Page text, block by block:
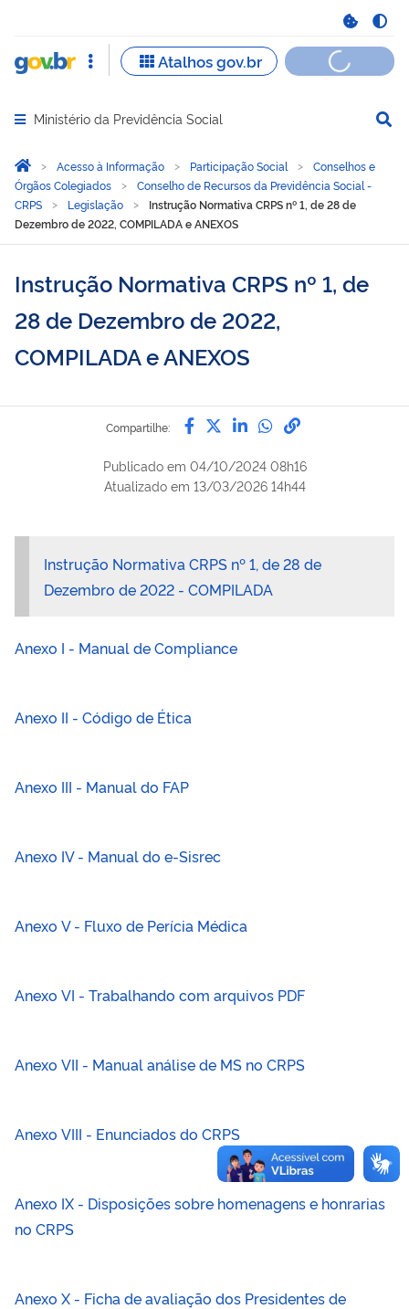
Abrir menu principal de navegação
Ministério da Previdência Social
Você está aqui:
Página Inicial
Acesso à Informação Participação Social
Conselhos e
Órgãos Colegiados
Conselho de Recursos da Previdência Social -
CRPS
Legislação
Instrução Normativa CRPS nº 1, de 28 de
Dezembro de 2022, COMPILADA e ANEXOS
Instrução Normativa CRPS nº 1, de
28 de Dezembro de 2022,
COMPILADA e ANEXOS
Compartilhe: Compartilhe por Facebook
Compartilhe por Twitter
Compartilhe por
Compartilhe
link para
Publicado em 04/10/2024 08h16
Atualizado em 13/03/2026 14h44
Instrução Normativa CRPS nº 1, de 28 de
Dezembro de 2022 - COMPILADA
Anexo I - Manual de Compliance
Anexo II - Código de Ética
Anexo III - Manual do FAP
Anexo IV - Manual do e-Sisrec
Anexo V - Fluxo de Perícia Médica
Anexo VI - Trabalhando com arquivos PDF
Anexo VII - Manual análise de MS no CRPS
Anexo VIII - Enunciados do CRPS
Anexo IX - Disposições sobre homenagens e honrarias
no CRPS
Anexo X - Ficha de avaliação dos Presidentes de